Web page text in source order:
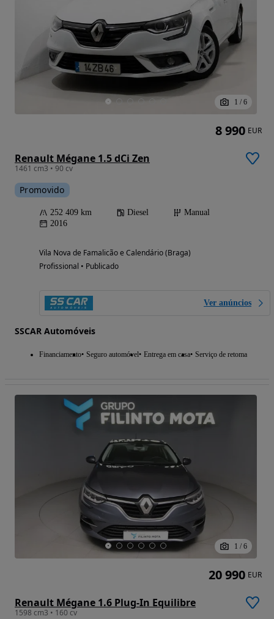
1 / 6
Renault Mégane 1.5 dCi Zen
1461 cm3 • 90 cv
Promovido
252 409 km Diesel
Manual
2016
Vila Nova de Famalicão e Calendário (Braga)
Profissional • Publicado
Ver anúncios
SSCAR Automóveis
Financiamento Seguro automóvel Entrega em casa Serviço de retoma
8 990 EUR
1 / 6
Renault Mégane 1.6 Plug-In Equilibre
1598 cm3 • 160 cv
20 990 EUR